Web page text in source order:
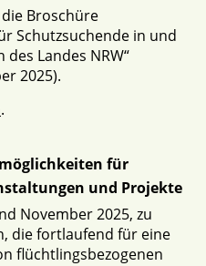
Broschüre
Schutzsuchende in und
Landes NRW“
2025).
.
für
und Projekte
November 2025, zu
die fortlaufend für eine
flüchtlingsbezogenen